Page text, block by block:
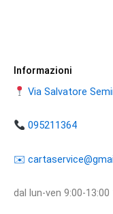
Informazioni
Via Salvatore
095211364
​​✉️
dal lun-ven 9:00-13:00